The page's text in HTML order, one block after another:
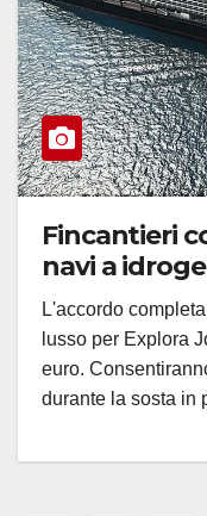
Fincantieri
navi a
L'accordo
lusso per Explora
euro.
durante la sosta in